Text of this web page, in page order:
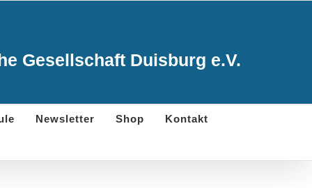
Gesellschaft Duisburg e.V.
Newsletter Shop Kontakt